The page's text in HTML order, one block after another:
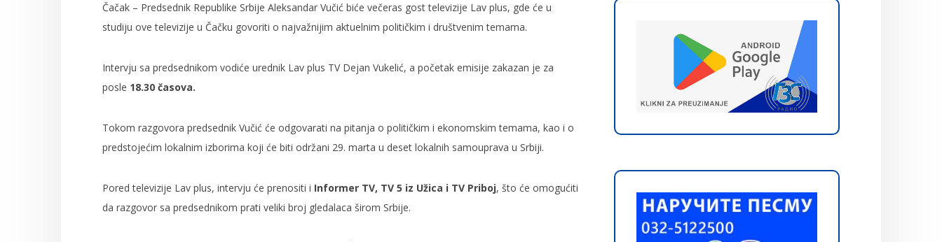
Čačak – Predsednik Republike Srbije Aleksandar Vučić biće večeras gost televizije Lav plus, gde će u
studiju ove televizije u Čačku govoriti o najvažnijim aktuelnim političkim i društvenim temama.
Intervju sa predsednikom vodiće urednik Lav plus TV Dejan Vukelić, a početak emisije zakazan je za
posle 18.30 časova.
Tokom razgovora predsednik Vučić će odgovarati na pitanja o političkim i ekonomskim temama, kao i o
predstojećim lokalnim izborima koji će biti održani 29. marta u deset lokalnih samouprava u Srbiji.
Pored televizije Lav plus, intervju će prenositi i Informer TV, TV 5 iz Užica i TV Priboj, što će omogućiti
da razgovor sa predsednikom prati veliki broj gledalaca širom Srbije.